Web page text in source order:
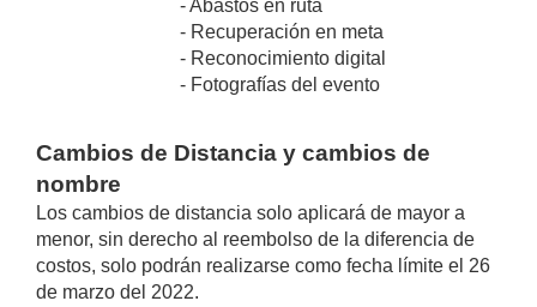
- Abastos en ruta
- Recuperación en meta
- Reconocimiento digital
- Fotografías del evento
Cambios de Distancia y cambios de
nombre
Los cambios de distancia solo aplicará de mayor a
menor, sin derecho al reembolso de la diferencia de
costos, solo podrán realizarse como fecha límite el 26
de marzo del 2022.